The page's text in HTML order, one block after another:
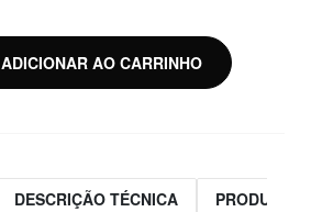
ADICIONAR AO CARRINHO
DESCRIÇÃO TÉCNICA PRODUTOS